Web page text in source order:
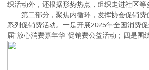
织活动外，还根据形势热点，组织走进社区
第二部分，聚焦内循环，发挥协会促销费
系列促销费活动。一是开展2025年全国消费
届“放心消费嘉年华”促销费公益活动；四是